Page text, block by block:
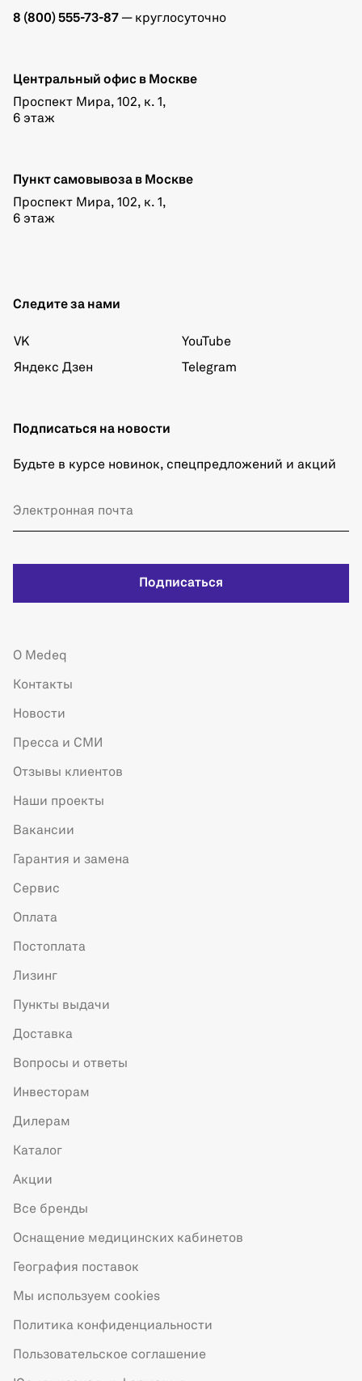
8 (800) 555-73-87 — круглосуточно
Центральный офис в Москве
Проспект Мира, 102, к. 1,
6 этаж
Пункт самовывоза в Москве
Проспект Мира, 102, к. 1,
6 этаж
Следите за нами
VK
Яндекс Дзен
YouTube
Telegram
Подписаться на новости
Будьте в курсе новинок, спецпредложений и акций
Подписаться
О Medeq
Контакты
Новости
Пресса и СМИ
Отзывы клиентов
Наши проекты
Вакансии
Гарантия и замена
Сервис
Оплата
Постоплата
Лизинг
Пункты выдачи
Доставка
Вопросы и ответы
Инвесторам
Дилерам
Каталог
Акции
Все бренды
Оснащение медицинских кабинетов
География поставок
Мы используем cookies
Политика конфиденциальности
Пользовательское соглашение